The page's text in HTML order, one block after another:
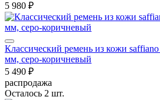
5 980 ₽
Классический ремень из кожи
мм, серо-коричневый
5 490 ₽
распродажа
Осталось 2 шт.